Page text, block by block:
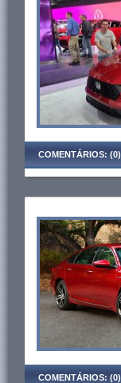
COMENTÁRIOS: (0)
COMENTÁRIOS: (0)